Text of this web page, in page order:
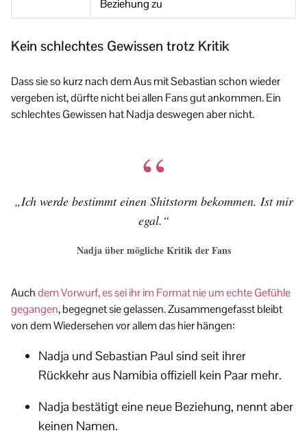
Beziehung zu
Kein schlechtes Gewissen trotz Kritik
Dass sie so kurz nach dem Aus mit Sebastian schon wieder
vergeben ist, dürfte nicht bei allen Fans gut ankommen. Ein
schlechtes Gewissen hat Nadja deswegen aber nicht.
„Ich werde bestimmt einen Shitstorm bekommen. Ist mir
egal.“
Nadja über mögliche Kritik der Fans
Auchdem Vorwurf, es sei ihr im Format nie um echte Gefühle
gegangen, begegnet sie gelassen. Zusammengefasst bleibt
von dem Wiedersehen vor allem das hier hängen:
Nadja und Sebastian Paul sind seit ihrer
Rückkehr aus Namibia offiziell kein Paar mehr.
Nadja bestätigt eine neue Beziehung, nennt aber
keinen Namen.